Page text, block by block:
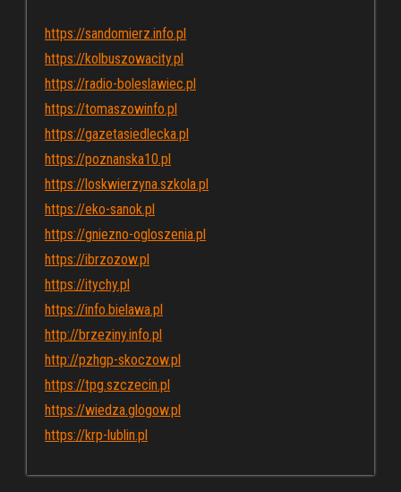
https://sandomierz.info.pl
https://kolbuszowacity.pl
https://radio-boleslawiec.pl
https://tomaszowinfo.pl
https://gazetasiedlecka.pl
https://poznanska10.pl
https://loskwierzyna.szkola.pl
https://eko-sanok.pl
https://gniezno-ogloszenia.pl
https://ibrzozow.pl
https://itychy.pl
https://info.bielawa.pl
http://brzeziny.info.pl
http://pzhgp-skoczow.pl
https://tpg.szczecin.pl
https://wiedza.glogow.pl
https://krp-lublin.pl